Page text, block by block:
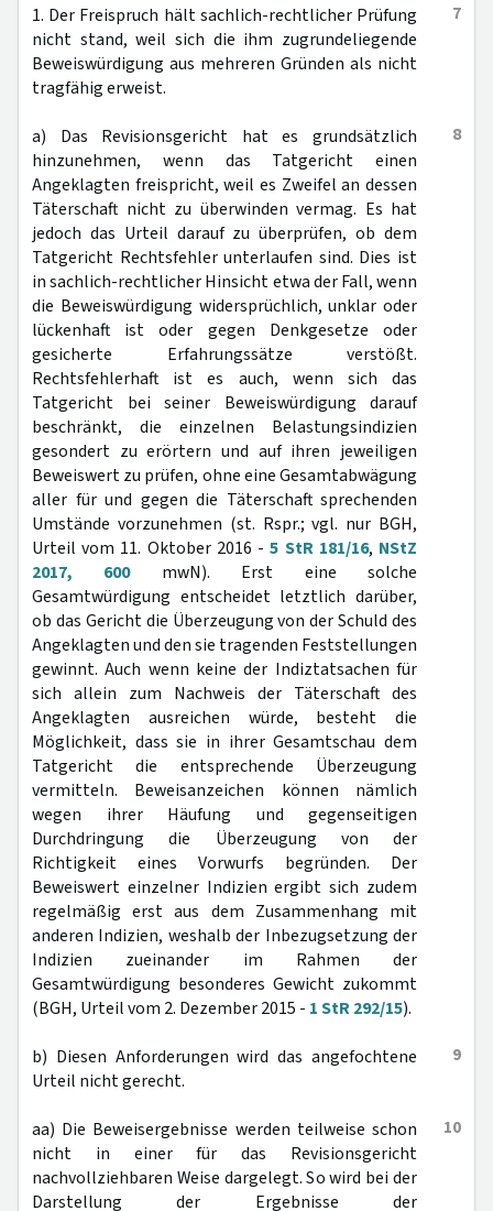
7
1. Der Freispruch hält sachlich-rechtlicher Prüfung
nicht stand, weil sich die ihm zugrundeliegende
Beweiswürdigung aus mehreren Gründen als nicht
tragfähig erweist.
8
a) Das Revisionsgericht hat es grundsätzlich
hinzunehmen, wenn das Tatgericht einen
Angeklagten freispricht, weil es Zweifel an dessen
Täterschaft nicht zu überwinden vermag. Es hat
jedoch das Urteil darauf zu überprüfen, ob dem
Tatgericht Rechtsfehler unterlaufen sind. Dies ist
in sachlich-rechtlicher Hinsicht etwa der Fall, wenn
die Beweiswürdigung widersprüchlich, unklar oder
lückenhaft ist oder gegen Denkgesetze oder
gesicherte Erfahrungssätze verstößt.
Rechtsfehlerhaft ist es auch, wenn sich das
Tatgericht bei seiner Beweiswürdigung darauf
beschränkt, die einzelnen Belastungsindizien
gesondert zu erörtern und auf ihren jeweiligen
Beweiswert zu prüfen, ohne eine Gesamtabwägung
aller für und gegen die Täterschaft sprechenden
Umstände vorzunehmen (st. Rspr.; vgl. nur BGH,
Urteil vom 11. Oktober 2016 -5 StR 181/16, NStZ
2017, 600mwN). Erst eine solche
Gesamtwürdigung entscheidet letztlich darüber,
ob das Gericht die Überzeugung von der Schuld des
Angeklagten und den sie tragenden Feststellungen
gewinnt. Auch wenn keine der Indiztatsachen für
sich allein zum Nachweis der Täterschaft des
Angeklagten ausreichen würde, besteht die
Möglichkeit, dass sie in ihrer Gesamtschau dem
Tatgericht die entsprechende Überzeugung
vermitteln. Beweisanzeichen können nämlich
wegen ihrer Häufung und gegenseitigen
Durchdringung die Überzeugung von der
Richtigkeit eines Vorwurfs begründen. Der
Beweiswert einzelner Indizien ergibt sich zudem
regelmäßig erst aus dem Zusammenhang mit
anderen Indizien, weshalb der Inbezugsetzung der
Indizien zueinander im Rahmen der
Gesamtwürdigung besonderes Gewicht zukommt
(BGH, Urteil vom 2. Dezember 2015 - 1 StR 292/15).
9
b) Diesen Anforderungen wird das angefochtene
Urteil nicht gerecht.
10
aa) Die Beweisergebnisse werden teilweise schon
nicht in einer für das Revisionsgericht
nachvollziehbaren Weise dargelegt. So wird bei der
Darstellung der Ergebnisse der